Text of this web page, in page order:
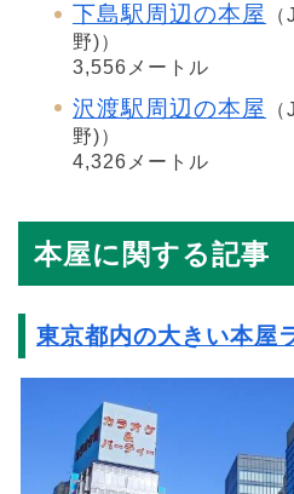
下島駅周辺の本屋
野)）
3,556メートル
沢渡駅周辺の本屋
野)）
4,326メートル
本屋に関する記事
東京都内の大きい本屋